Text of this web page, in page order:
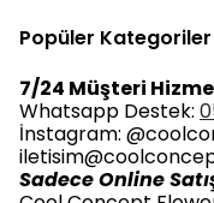
Popüler Kategoriler
7/24 Müşteri
Whatsapp Destek:
İnstagram:
Sadece Online